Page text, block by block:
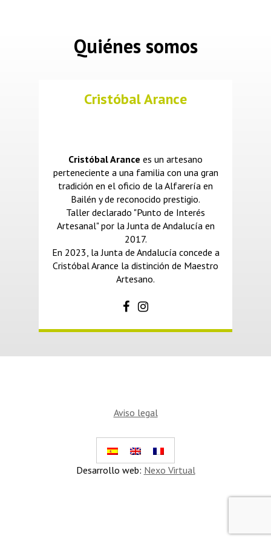
Quiénes somos
Cristóbal Arance
Cristóbal Arance es un artesano
perteneciente a una familia con una gran
tradición en el oficio de la Alfarería en
Bailén y de reconocido prestigio.
Taller declarado "Punto de Interés
Artesanal" por la Junta de Andalucía en
2017.
En 2023, la Junta de Andalucía concede a
Cristóbal Arance la distinción de Maestro
Artesano.
Aviso legal
Desarrollo web: Nexo Virtual